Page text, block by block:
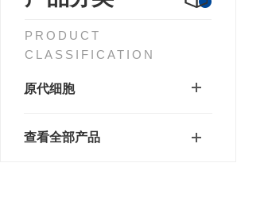
PRODUCT
CLASSIFICATION
原代细胞
查看全部产品